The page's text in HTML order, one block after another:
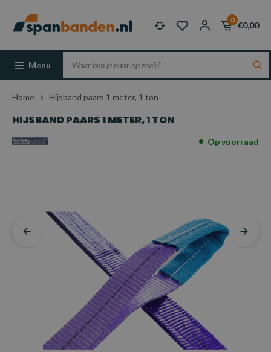
0
€0,00
Menu
Home Hijsband paars 1 meter, 1 ton
HIJSBAND PAARS 1 METER, 1 TON
Op voorraad